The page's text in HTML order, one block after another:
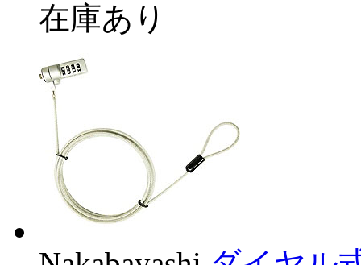
在庫あり